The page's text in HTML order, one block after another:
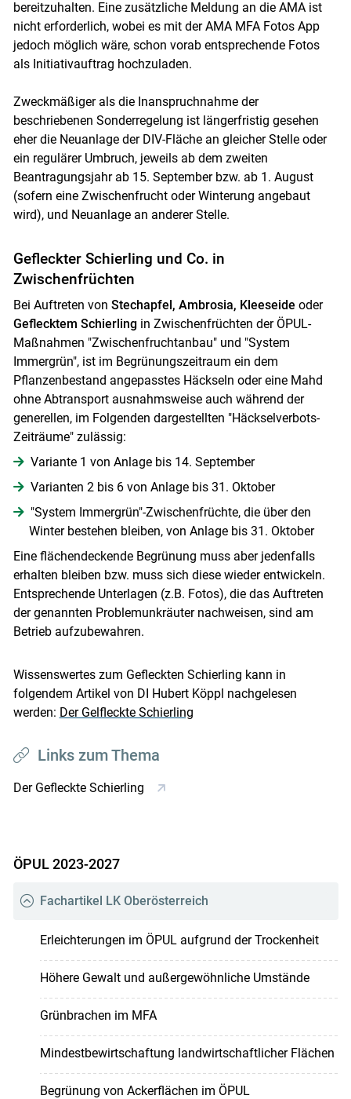
bereitzuhalten. Eine zusätzliche Meldung an die AMA ist
nicht erforderlich, wobei es mit der AMA MFA Fotos App
jedoch möglich wäre, schon vorab entsprechende Fotos
als Initiativauftrag hochzuladen.
Zweckmäßiger als die Inanspruchnahme der
beschriebenen Sonderregelung ist längerfristig gesehen
eher die Neuanlage der DIV-Fläche an gleicher Stelle oder
ein regulärer Umbruch, jeweils ab dem zweiten
Beantragungsjahr ab 15. September bzw. ab 1. August
(sofern eine Zwischenfrucht oder Winterung angebaut
wird), und Neuanlage an anderer Stelle.
Gefleckter Schierling und Co. in
Zwischenfrüchten
Bei Auftreten von Stechapfel, Ambrosia, Kleeseide oder
Geflecktem Schierlingin Zwischenfrüchten der ÖPUL-
Maßnahmen "Zwischenfruchtanbau" und "System
Immergrün", ist im Begrünungszeitraum ein dem
Pflanzenbestand angepasstes Häckseln oder eine Mahd
ohne Abtransport ausnahmsweise auch während der
generellen, im Folgenden dargestellten "Häckselverbots-
Zeiträume" zulässig:
Variante 1 von Anlage bis 14. September
Varianten 2 bis 6 von Anlage bis 31. Oktober
"System Immergrün"-Zwischenfrüchte, die über den
Winter bestehen bleiben, von Anlage bis 31. Oktober
Eine flächendeckende Begrünung muss aber jedenfalls
erhalten bleiben bzw. muss sich diese wieder entwickeln.
Entsprechende Unterlagen (z.B. Fotos), die das Auftreten
der genannten Problemunkräuter nachweisen, sind am
Betrieb aufzubewahren.
Wissenswertes zum Gefleckten Schierling kann in
folgendem Artikel von DI Hubert Köppl nachgelesen
werden: Der Gelfleckte Schierling
Links zum Thema
Der Gefleckte Schierling
ÖPUL 2023-2027
Fachartikel LK Oberösterreich
Erleichterungen im ÖPUL aufgrund der Trockenheit
Höhere Gewalt und außergewöhnliche Umstände
Grünbrachen im MFA
Mindestbewirtschaftung landwirtschaftlicher Flächen
Begrünung von Ackerflächen im ÖPUL